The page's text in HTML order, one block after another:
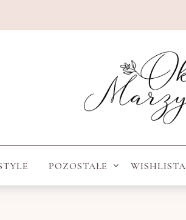
POZOSTAŁE WISHLISTA